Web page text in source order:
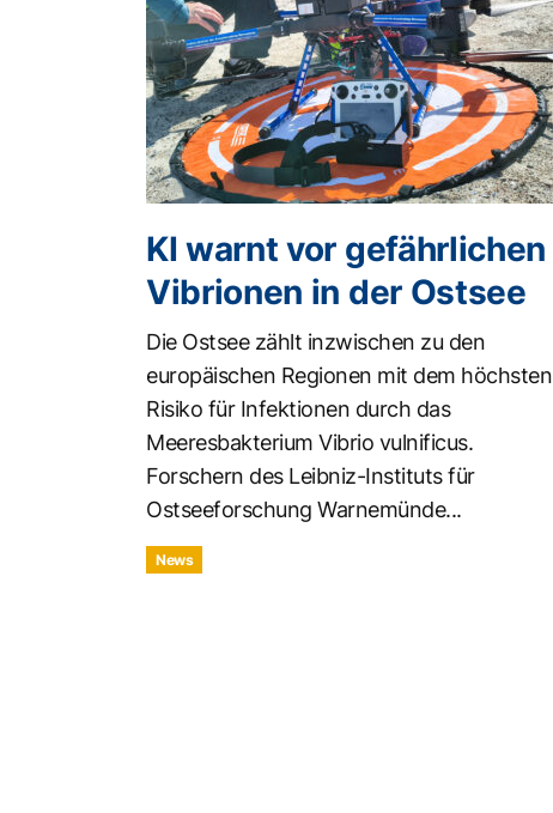
KI warnt vor gefährlichen
Vibrionen in der Ostsee
Die Ostsee zählt inzwischen zu den
europäischen Regionen mit dem höchsten
Risiko für Infektionen durch das
Meeresbakterium Vibrio vulnificus.
Forschern des Leibniz-Instituts für
Ostseeforschung Warnemünde...
News